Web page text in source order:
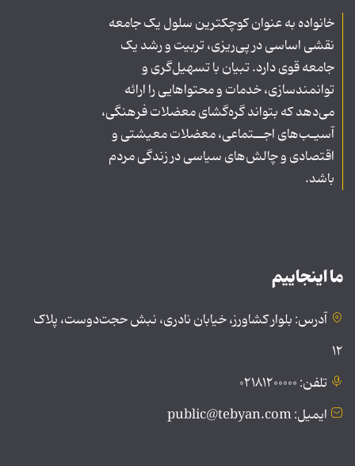
خانواده به عنوان کوچکترین سلول یک جامعه
نقشی اساسی در پی‌ریزی، تربیت و رشد یک
جامعه قوی دارد. تبیان با تسهیل‌گری و
توانمندسازی، خدمات و محتواهایی را ارائه
می‌دهد که بتواند گره‌گشای معضلات فرهنگی،
آسیـب‌های اجــتماعی، معضلات معیشتی و
اقتصادی و چالش‌های سیاسی در زندگی مردم
باشد.
ما اینجاییم
آدرس: بلوار کشاورز، خیابان نادری، نبش حجت‌دوست، پلاک
۱۲
تلفن: ۰۲۱۸۱۲۰۰۰۰۰
ایمیل: public@tebyan.com